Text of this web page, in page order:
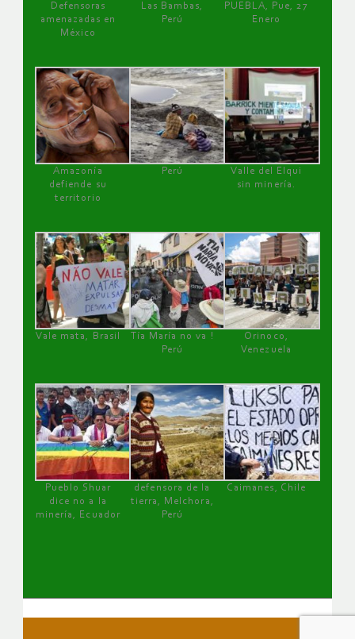
Defensoras
amenazadas en
México
Las Bambas,
Perú
PUEBLA, Pue, 27
Enero
Amazonía
defiende su
territorio
Perú
Valle del Elqui
sin minería.
Vale mata, Brasil
Tía María no va !
Perú
Orinoco,
Venezuela
Pueblo Shuar
dice no a la
minería, Ecuador
defensora de la
tierra, Melchora,
Perú
Caimanes, Chile